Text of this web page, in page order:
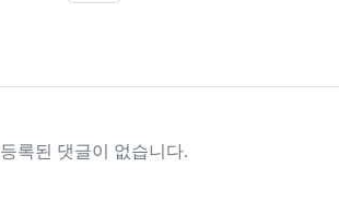
SNS 공유
등록된 댓글이 없습니다.